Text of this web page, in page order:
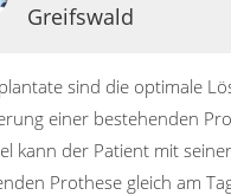
Greifswald
sind die optimale
einer bestehenden
kann der Patient mit seiner
Prothese gleich am